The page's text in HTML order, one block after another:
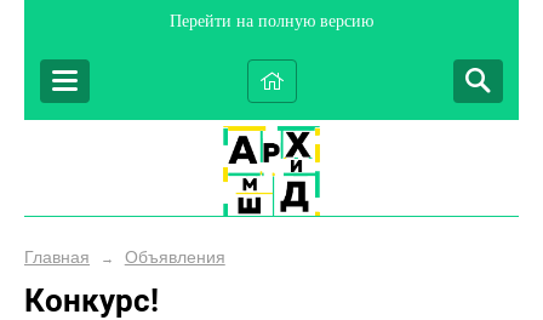
Перейти на полную версию
Главная → Объявления
Конкурс!